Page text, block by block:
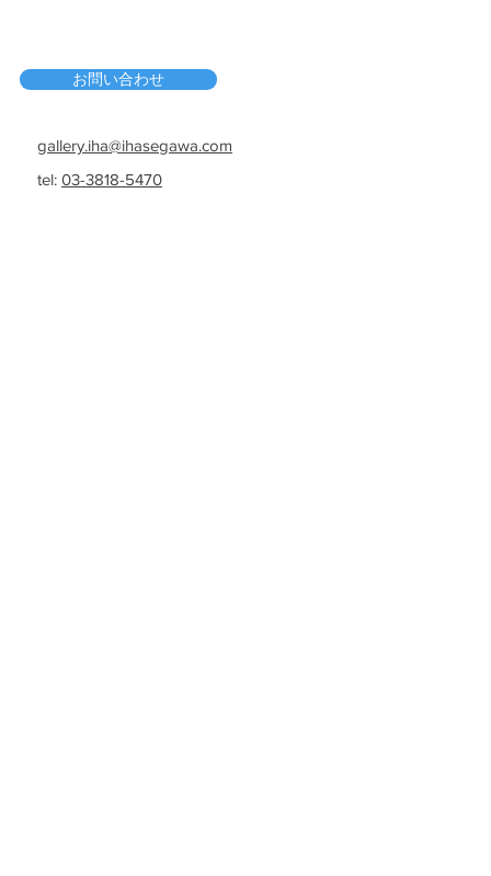
お問い合わせ
gallery.iha@ihasegawa.com
tel: 03-3818-5470